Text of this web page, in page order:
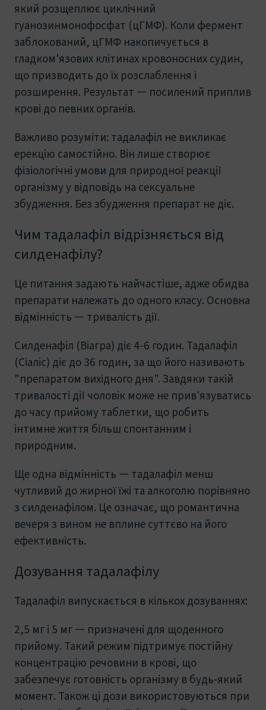
який розщеплює циклічний
гуанозинмонофосфат (цГМФ). Коли фермент
заблокований, цГМФ накопичується в
гладком'язових клітинах кровоносних судин,
що призводить до їх розслаблення і
розширення. Результат — посилений приплив
крові до певних органів.
Важливо розуміти: тадалафіл не викликає
ерекцію самостійно. Він лише створює
фізіологічні умови для природної реакції
організму у відповідь на сексуальне
збудження. Без збудження препарат не діє.
Чим тадалафіл відрізняється від
силденафілу?
Це питання задають найчастіше, адже обидва
препарати належать до одного класу. Основна
відмінність — тривалість дії.
Силденафіл (Віагра) діє 4-6 годин. Тадалафіл
(Сіаліс) діє до 36 годин, за що його називають
"препаратом вихідного дня". Завдяки такій
тривалості дії чоловік може не прив'язуватись
до часу прийому таблетки, що робить
інтимне життя більш спонтанним і
природним.
Ще одна відмінність — тадалафіл менш
чутливий до жирної їжі та алкоголю порівняно
з силденафілом. Це означає, що романтична
вечеря з вином не вплине суттєво на його
ефективність.
Дозування тадалафілу
Тадалафіл випускається в кількох дозуваннях:
2,5 мг і 5 мг — призначені для щоденного
прийому. Такий режим підтримує постійну
концентрацію речовини в крові, що
забезпечує готовність організму в будь-який
момент. Також ці дози використовуються при